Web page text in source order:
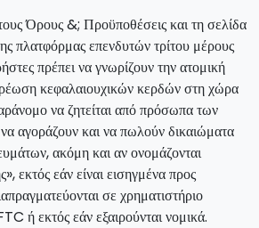
Όρους &; Προϋποθέσεις και τη σελίδα
πλατφόρμας επενδυτών τρίτου μέρους
πρέπει να γνωρίζουν την ατομική
κεφαλαιουχικών κερδών στη χώρα
να ζητείται από πρόσωπα των
αγοράζουν και να πωλούν δικαιώματα
ακόμη και αν ονομάζονται
εκτός εάν είναι εισηγμένα προς
σε χρηματιστήριο
ή εκτός εάν εξαιρούνται νομικά.